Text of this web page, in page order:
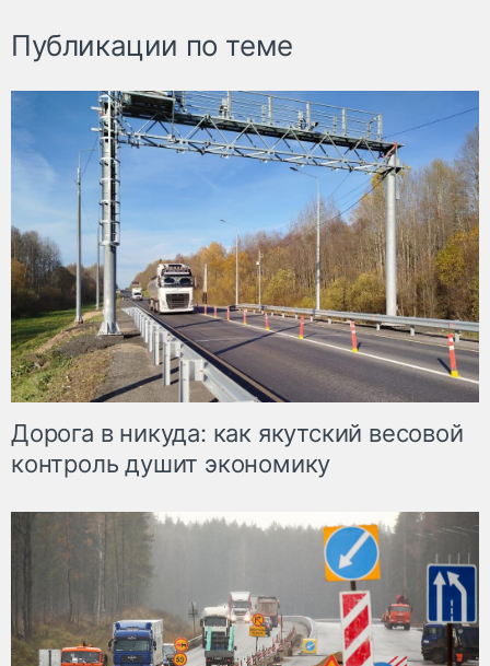
Публикации по теме
Дорога в никуда: как якутский весовой
контроль душит экономику